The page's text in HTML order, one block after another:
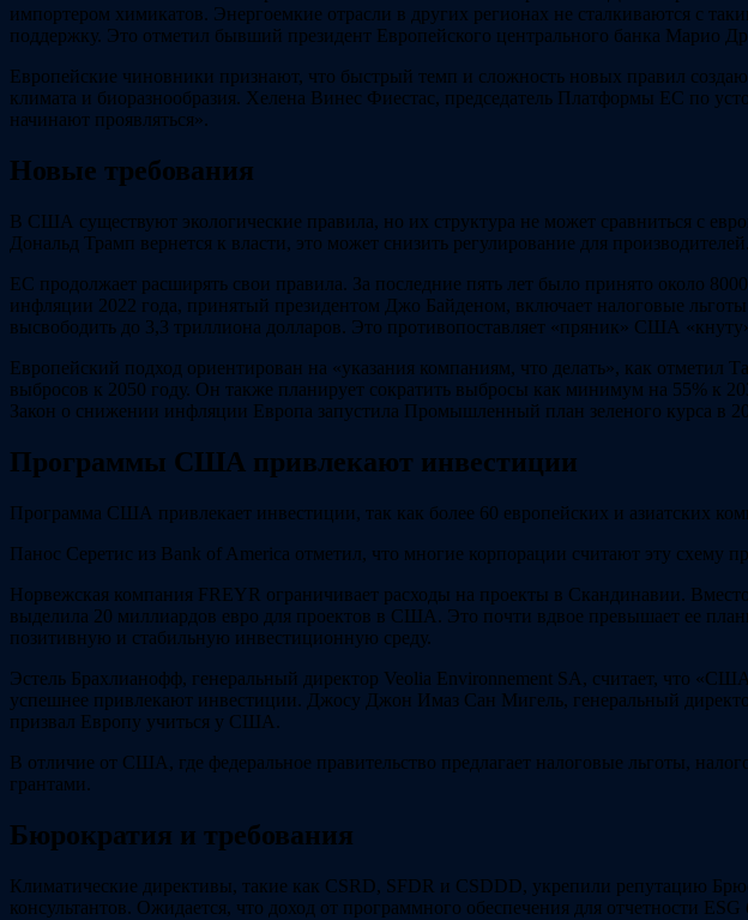
импортером химикатов. Энергоемкие отрасли в других регионах не сталкиваются с
поддержку. Это отметил бывший президент Европейского центрального банка Марио
Европейские чиновники признают, что быстрый темп и сложность новых правил
климата и биоразнообразия. Хелена Винес Фиестас, председатель Платформы ЕС по
начинают проявляться».
Новые требования
В США существуют экологические правила, но их структура не может сравниться с
Дональд Трамп вернется к власти, это может снизить регулирование для
ЕС продолжает расширять свои правила. За последние пять лет было принято около
инфляции 2022 года, принятый президентом Джо Байденом, включает налоговые
высвободить до 3,3 триллиона долларов. Это противопоставляет «пряник» США
Европейский подход ориентирован на «указания компаниям, что делать», как
выбросов к 2050 году. Он также планирует сократить выбросы как минимум на 55% к
Закон о снижении инфляции Европа запустила Промышленный план зеленого курса в
Программы США привлекают инвестиции
Программа США привлекает инвестиции, так как более 60 европейских и азиатских
Панос Серетис из Bank of America отметил, что многие корпорации считают эту схему
Норвежская компания FREYR ограничивает расходы на проекты в Скандинавии.
выделила 20 миллиардов евро для проектов в США. Это почти вдвое превышает ее
позитивную и стабильную инвестиционную среду.
Эстель Брахлианофф, генеральный директор Veolia Environnement SA, считает, что
успешнее привлекают инвестиции. Джосу Джон Имаз Сан Мигель, генеральный
призвал Европу учиться у США.
В отличие от США, где федеральное правительство предлагает налоговые льготы,
грантами.
Бюрократия и требования
Климатические директивы, такие как CSRD, SFDR и CSDDD, укрепили репутацию
консультантов. Ожидается, что доход от программного обеспечения для отчетности